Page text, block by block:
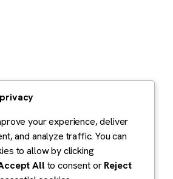
your experience, deliver
and analyze traffic. You can
to allow by clicking
Allto consent orReject